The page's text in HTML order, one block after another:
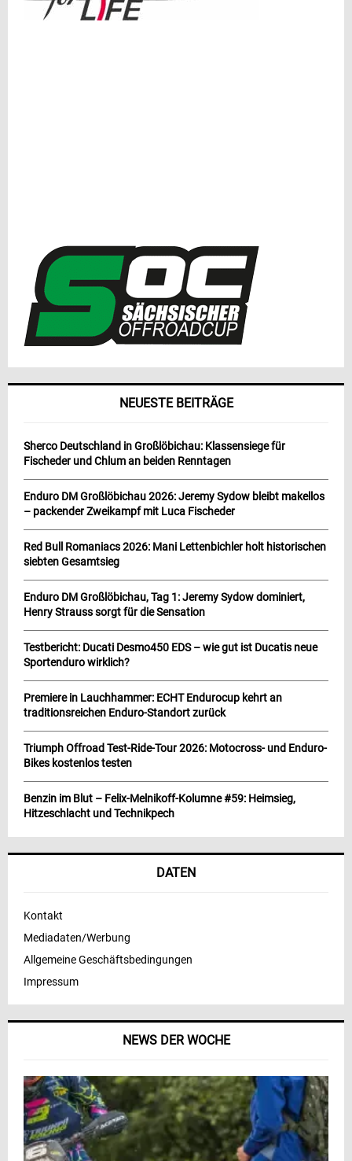
NEWS DER WOCHE
NEUESTE BEITRÄGE
Sherco Deutschland in Großlöbichau: Klassensiege für
Fischeder und Chlum an beiden Renntagen
Enduro DM Großlöbichau 2026: Jeremy Sydow bleibt makellos
– packender Zweikampf mit Luca Fischeder
Red Bull Romaniacs 2026: Mani Lettenbichler holt historischen
siebten Gesamtsieg
Enduro DM Großlöbichau, Tag 1: Jeremy Sydow dominiert,
Henry Strauss sorgt für die Sensation
Testbericht: Ducati Desmo450 EDS – wie gut ist Ducatis neue
Sportenduro wirklich?
Premiere in Lauchhammer: ECHT Endurocup kehrt an
traditionsreichen Enduro-Standort zurück
Triumph Offroad Test-Ride-Tour 2026: Motocross- und Enduro-
Bikes kostenlos testen
Benzin im Blut – Felix-Melnikoff-Kolumne #59: Heimsieg,
Hitzeschlacht und Technikpech
DATEN
Kontakt
Mediadaten/Werbung
Allgemeine Geschäftsbedingungen
Impressum